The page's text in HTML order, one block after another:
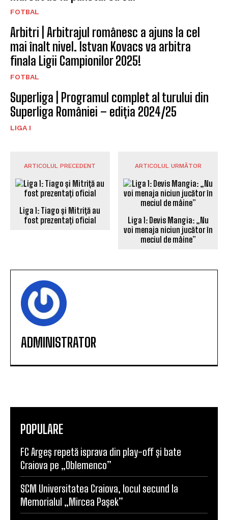
FOTBAL
Arbitri | Arbitrajul românesc a ajuns la cel
mai înalt nivel. Istvan Kovacs va arbitra
finala Ligii Campionilor 2025!
FOTBAL
Superliga | Programul complet al turului din
Superliga României – ediția 2024/25
LIGA I
ARTICOLUL PRECEDENT
Liga 1: Tiago și Mitriță au
fost prezentați oficial
ARTICOLUL URMĂTOR
Liga 1: Devis Mangia: „Nu
voi menaja niciun jucător în
meciul de mâine”
ADMINISTRATOR
POPULARE
FC Argeș repetă isprava din play-off și bate
Craiova pe „Oblemenco”
SCM Universitatea Craiova, locul secund la
Memorialul „Mircea Pașek”